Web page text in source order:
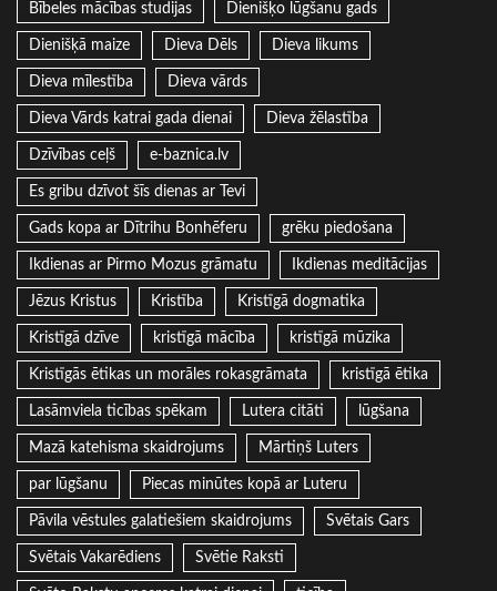
Bībeles mācības studijas Dienišķo lūgšanu gads
Dienišķā maize Dieva Dēls Dieva likums
Dieva mīlestība Dieva vārds
Dieva Vārds katrai gada dienai Dieva žēlastība
Dzīvības ceļš e-baznica.lv
Es gribu dzīvot šīs dienas ar Tevi
Gads kopa ar Dītrihu Bonhēferu grēku piedošana
Ikdienas ar Pirmo Mozus grāmatu Ikdienas meditācijas
Jēzus Kristus Kristība Kristīgā dogmatika
Kristīgā dzīve kristīgā mācība kristīgā mūzika
Kristīgās ētikas un morāles rokasgrāmata kristīgā ētika
Lasāmviela ticības spēkam Lutera citāti lūgšana
Mazā katehisma skaidrojums Mārtiņš Luters
par lūgšanu Piecas minūtes kopā ar Luteru
Pāvila vēstules galatiešiem skaidrojums Svētais Gars
Svētais Vakarēdiens Svētie Raksti